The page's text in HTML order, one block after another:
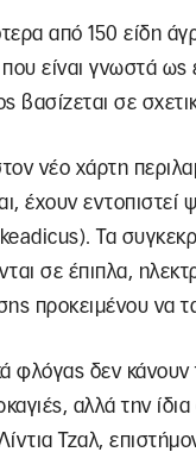
από 150 είδη
που είναι γνωστά
βασίζεται σε
νέο χάρτη
έχουν εντοπιστεί
Τα
σε έπιπλα,
προκειμένου να
φλόγας δεν κάνουν
αλλά την
Τζαλ,